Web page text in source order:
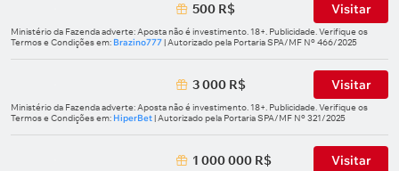
500 R$ Visitar
Ministério da Fazenda adverte: Aposta não é investimento. 18+. Publicidade. Verifique os
Termos e Condições em: Brazino777| Autorizado pela Portaria SPA/MF Nº 466/2025
3 000 R$ Visitar
Ministério da Fazenda adverte: Aposta não é investimento. 18+. Publicidade. Verifique os
Termos e Condições em: HiperBet| Autorizado pela Portaria SPA/MF Nº 321/2025
1 000 000 R$ Visitar